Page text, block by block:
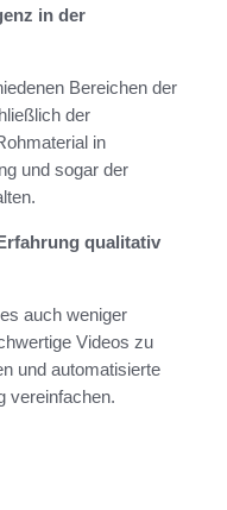
in der
Bereichen der
der
in
und sogar der
qualitativ
auch weniger
Videos zu
und automatisierte
vereinfachen.